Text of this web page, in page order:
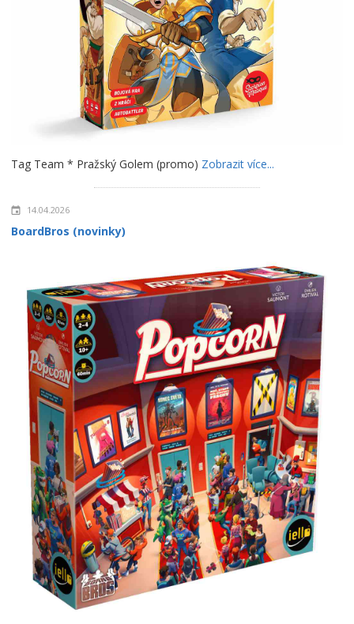
Tag Team * Pražský Golem (promo) Zobrazit více...
14.04.2026
BoardBros (novinky)